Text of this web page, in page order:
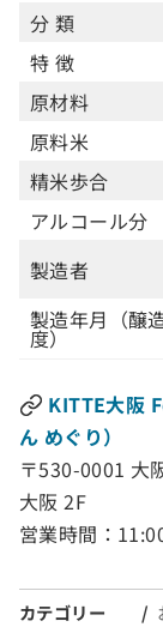
分 類
特 徴
原材料
原料米
精米歩合
アルコール分
製造者
製造年月（醸
度）
KITTE大阪
ん めぐり）
〒530-0001 大
大阪 2F
営業時間：
カテゴリー